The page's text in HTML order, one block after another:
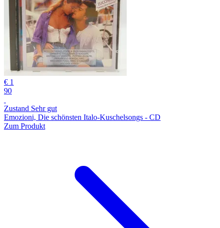
€ 1
90
Zustand Sehr gut
Emozioni, Die schönsten Italo-Kuschelsongs - CD
Zum Produkt